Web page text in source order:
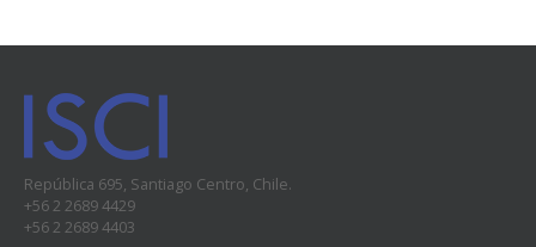
República 695, Santiago Centro, Chile.
+56 2 2689 4429
+56 2 2689 4403